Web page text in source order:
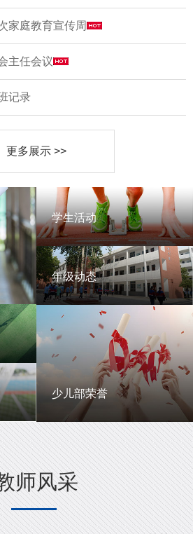
家庭教育宣传周
主任会议
记录
更多展示 >>
学生活动
学生活动
年级动态
年级动态
少儿部荣誉
少儿部荣誉
师风采